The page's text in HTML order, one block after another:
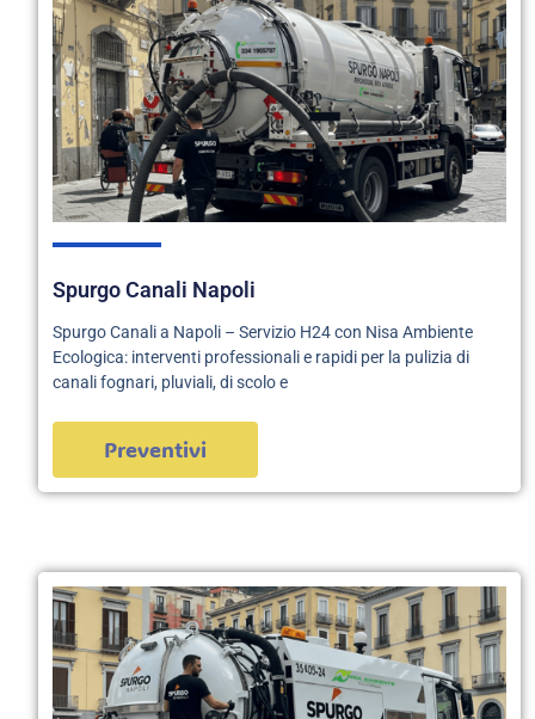
Spurgo Canali Napoli
Spurgo Canali a Napoli – Servizio H24 con Nisa Ambiente
Ecologica: interventi professionali e rapidi per la pulizia di
canali fognari, pluviali, di scolo e
Preventivi